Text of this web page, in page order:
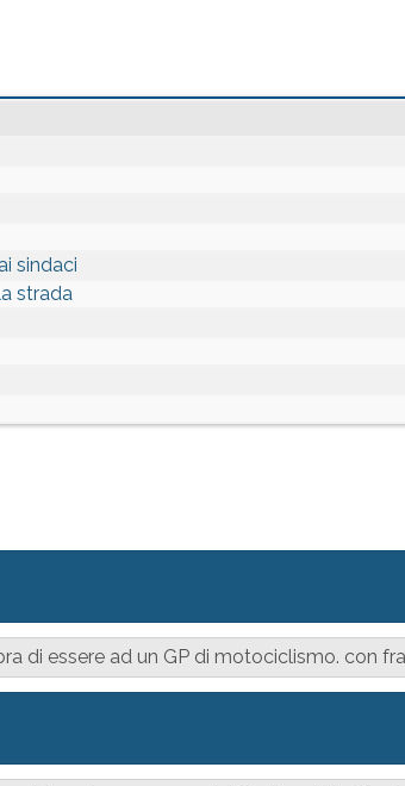
sindaci
strada
di essere ad un GP di motociclismo. con